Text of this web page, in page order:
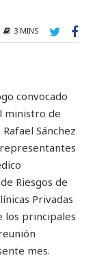
3 MINS
convocado
ministro de
Rafael Sánchez
Riesgos de
Privadas
los principales
mes.